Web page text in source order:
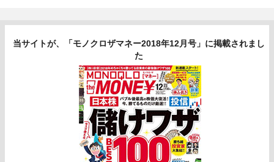
当サイトが、「モノクロザマネー2018年12月号」に掲載されまし
た